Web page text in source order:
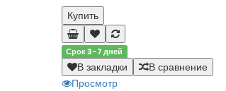
Купить
Срок 3-7 дней
В закладки
В сравнение
Просмотр